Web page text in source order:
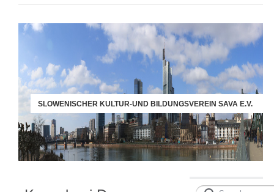
SLOWENISCHER KULTUR-UND BILDUNGSVEREIN SAVA E.V.